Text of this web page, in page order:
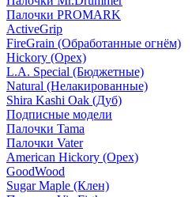
Палочки PROMARK
ActiveGrip
FireGrain (Обработанные огнём)
Hickory (Орех)
L.A. Special (Бюджетные)
Natural (Нелакированные)
Shira Kashi Oak (Дуб)
Подписные модели
Палочки Tama
Палочки Vater
American Hickory (Орех)
GoodWood
Sugar Maple (Клен)